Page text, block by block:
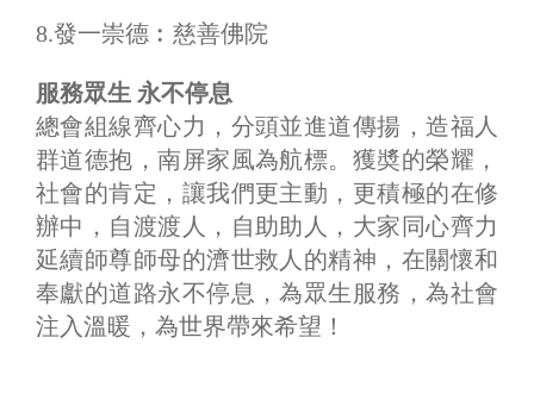
8.發一崇德︰慈善佛院
服務眾生 永不停息
總會組線齊心力，分頭並進道傳揚，造福人
群道德抱，南屏家風為航標。獲奬的榮耀，
社會的肯定，讓我們更主動，更積極的在修
辦中，自渡渡人，自助助人，大家同心齊力
延續師尊師母的濟世救人的精神，在關懷和
奉獻的道路永不停息，為眾生服務，為社會
注入溫暖，為世界帶來希望！